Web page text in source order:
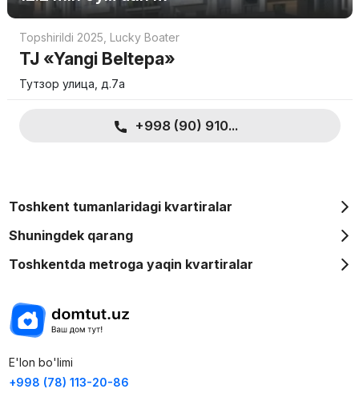
Topshirildi 2025 Lucky Boater
TJ «Yangi Beltepa»
Тутзор улица, д.7а
+998 (90) 910...
Toshkent tumanlaridagi kvartiralar
Shuningdek qarang
Toshkentda metroga yaqin kvartiralar
E'lon bo'limi
+998 (78) 113-20-86